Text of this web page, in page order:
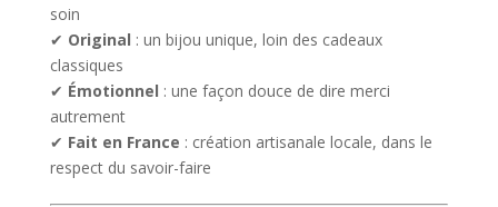
soin
✔ Original : un bijou unique, loin des cadeaux
classiques
✔ Émotionnel : une façon douce de dire merci
autrement
✔ Fait en France : création artisanale locale, dans le
respect du savoir-faire